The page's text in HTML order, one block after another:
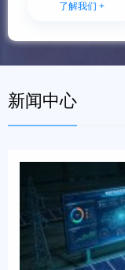
了解我们 +
新闻中心